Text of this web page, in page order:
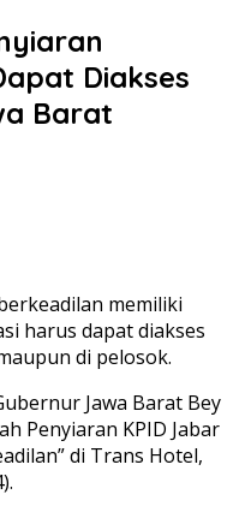
Diakses
Barat
memiliki
harus dapat diakses
di pelosok.
Jawa Barat Bey
Penyiaran KPID Jabar
di Trans Hotel,